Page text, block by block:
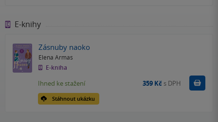
E-knihy
Zásnuby naoko
Elena Armas
E-kniha
Stáhnout ukázku
Ihned ke stažení 359 Kč s DPH Koupit